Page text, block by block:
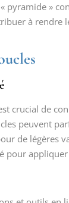
pyramide »
à rendre
crucial de
peuvent
de légères
pour